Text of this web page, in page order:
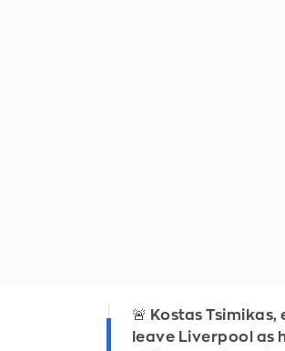
🚨 Kostas
leave Liverpool as